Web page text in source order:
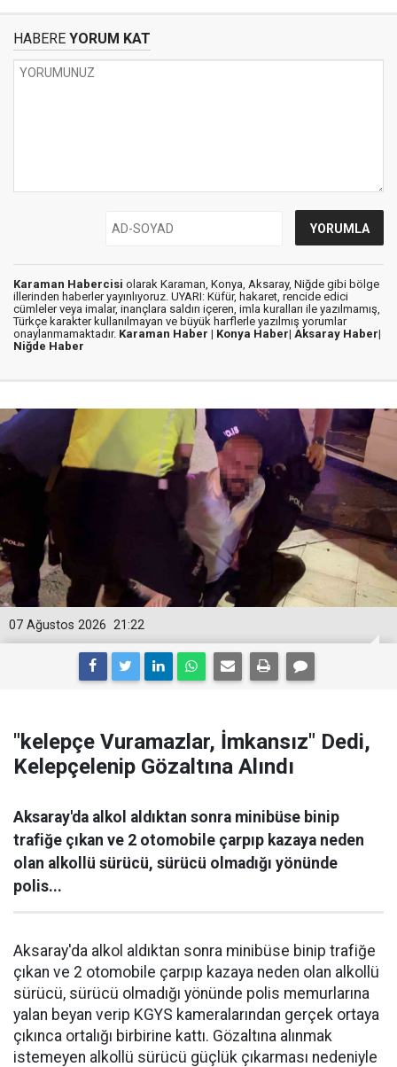
HABERE YORUM KAT
Karaman Habercisi olarak Karaman, Konya, Aksaray, Niğde gibi bölge
illerinden haberler yayınlıyoruz. UYARI: Küfür, hakaret, rencide edici
cümleler veya imalar, inançlara saldırı içeren, imla kuralları ile yazılmamış,
Türkçe karakter kullanılmayan ve büyük harflerle yazılmış yorumlar
onaylanmamaktadır. Karaman Haber | Konya Haber| Aksaray Haber|
Niğde Haber
21:22
07 Ağustos 2026
"kelepçe Vuramazlar, İmkansız" Dedi,
Kelepçelenip Gözaltına Alındı
Aksaray'da alkol aldıktan sonra minibüse binip
trafiğe çıkan ve 2 otomobile çarpıp kazaya neden
olan alkollü sürücü, sürücü olmadığı yönünde
polis...
Aksaray'da alkol aldıktan sonra minibüse binip trafiğe
çıkan ve 2 otomobile çarpıp kazaya neden olan alkollü
sürücü, sürücü olmadığı yönünde polis memurlarına
yalan beyan verip KGYS kameralarından gerçek ortaya
çıkınca ortalığı birbirine kattı. Gözaltına alınmak
istemeyen alkollü sürücü güçlük çıkarması nedeniyle